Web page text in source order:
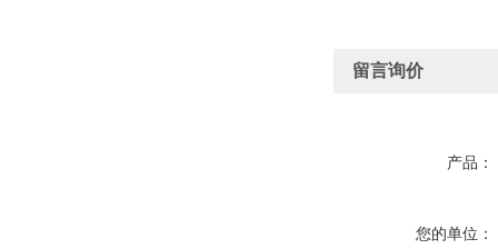
留言询价
产品：
您的单位：